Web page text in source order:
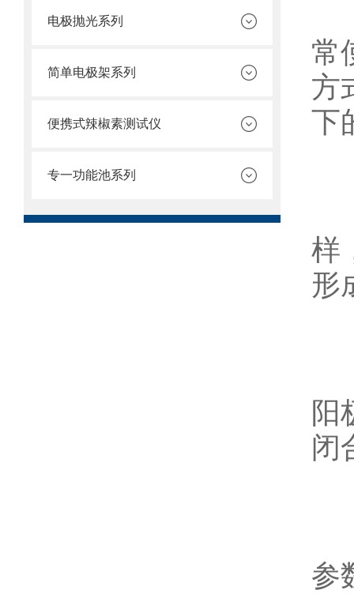
电极抛光系列
简单电极架系列
便携式辣椒素测试仪
专一功能池系列
常
方
下
样
形
阳
闭
参